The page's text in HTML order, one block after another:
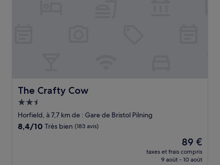
The Crafty Cow
The Crafty Cow
Hébergement
2.5 étoiles
Horfield, à 7,7 km de : Gare de Bristol Pilning
8.4
8,4/10 Très bien (183 avis)
Le
nouveau
prix
89 €
taxes et frais compris
9 août - 10 août